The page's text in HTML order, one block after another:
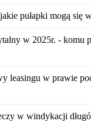
pułapki mogą się
w 2025r. - komu
leasingu w prawie
w windykacji